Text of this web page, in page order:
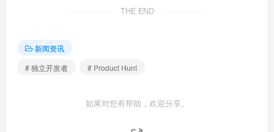
THE END
新闻资讯
# 独立开发者
# Product Hunt
如果对您有帮助，欢迎分享。